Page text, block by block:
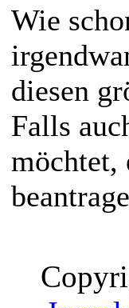
Wie
diesen
Falls
möchtet,